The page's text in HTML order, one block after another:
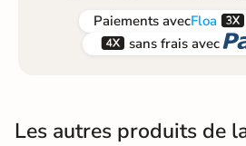
Paiements avecFloa 
 sans frais avec
Les autres produits de